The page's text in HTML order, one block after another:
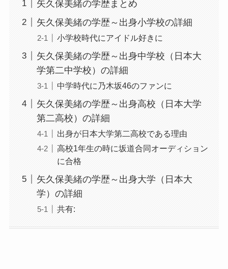
矢久保美緒の学歴まとめ
矢久保美緒の学歴～出身小学校の詳細
小学校時代にアイドル好きに
矢久保美緒の学歴～出身中学校（日本大
学第二中学校）の詳細
中学時代に乃木坂46のファンに
矢久保美緒の学歴～出身高校（日本大学
第二高校）の詳細
出身が日本大学第二高校である理由
高校1年生の時に坂道合同オーディション
に合格
矢久保美緒の学歴～出身大学（日本大
学）の詳細
共有: